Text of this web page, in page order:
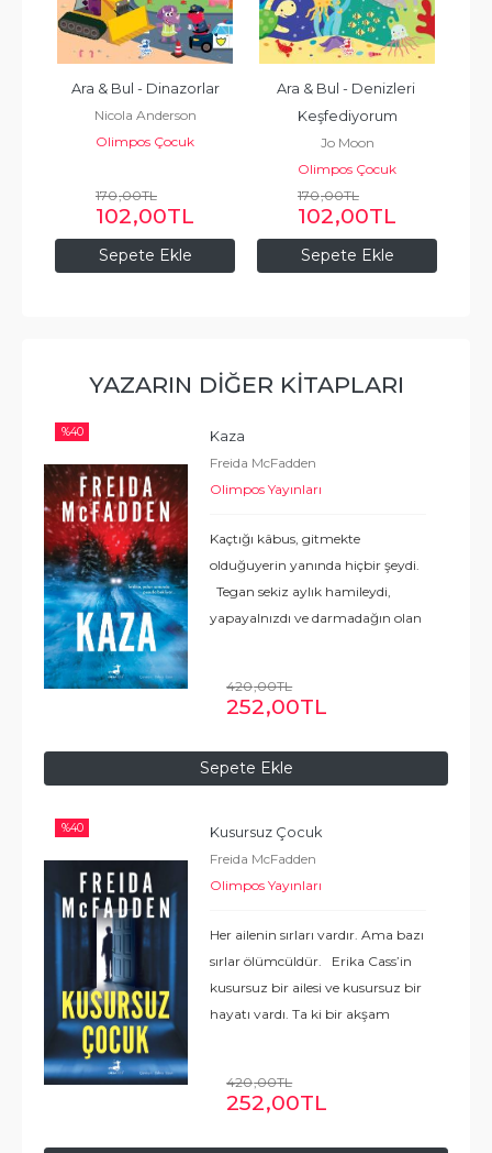
Sepete Ekle
Ara & Bul - Dinazorlar
Nicola Anderson
Olimpos Çocuk
170,00TL
102,00TL
Sepete Ekle
Ara & Bul - Denizleri
Keşfediyorum
Jo Moon
Olimpos Çocuk
170,00TL
102,00TL
YAZARIN DIĞER KITAPLARI
%40
Sepete Ekle
Kaza
Freida McFadden
Olimpos Yayınları
Kaçtığı kâbus, gitmekte
olduğuyerin yanında hiçbir şeydi.
Tegan sekiz aylık hamileydi,
yapayalnızdı ve darmadağın olan
fırtınasının göbeğine doğru
420,00TL
252,00TL
%40
Kusursuz Çocuk
Freida McFadden
Olimpos Yayınları
Her ailenin sırları vardır. Ama bazı
sırlar ölümcüldür. Erika Cass’in
kusursuz bir ailesi ve kusursuz bir
hayatı vardı. Ta ki bir akşam
mahallelerinde bir lise öğrencisi
420,00TL
252,00TL